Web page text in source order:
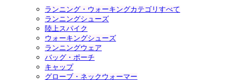
ランニング・ウォーキングカテゴリすべて
ランニングシューズ
陸上スパイク
ウォーキングシューズ
ランニングウェア
バッグ・ポーチ
キャップ
グローブ・ネックウォーマー